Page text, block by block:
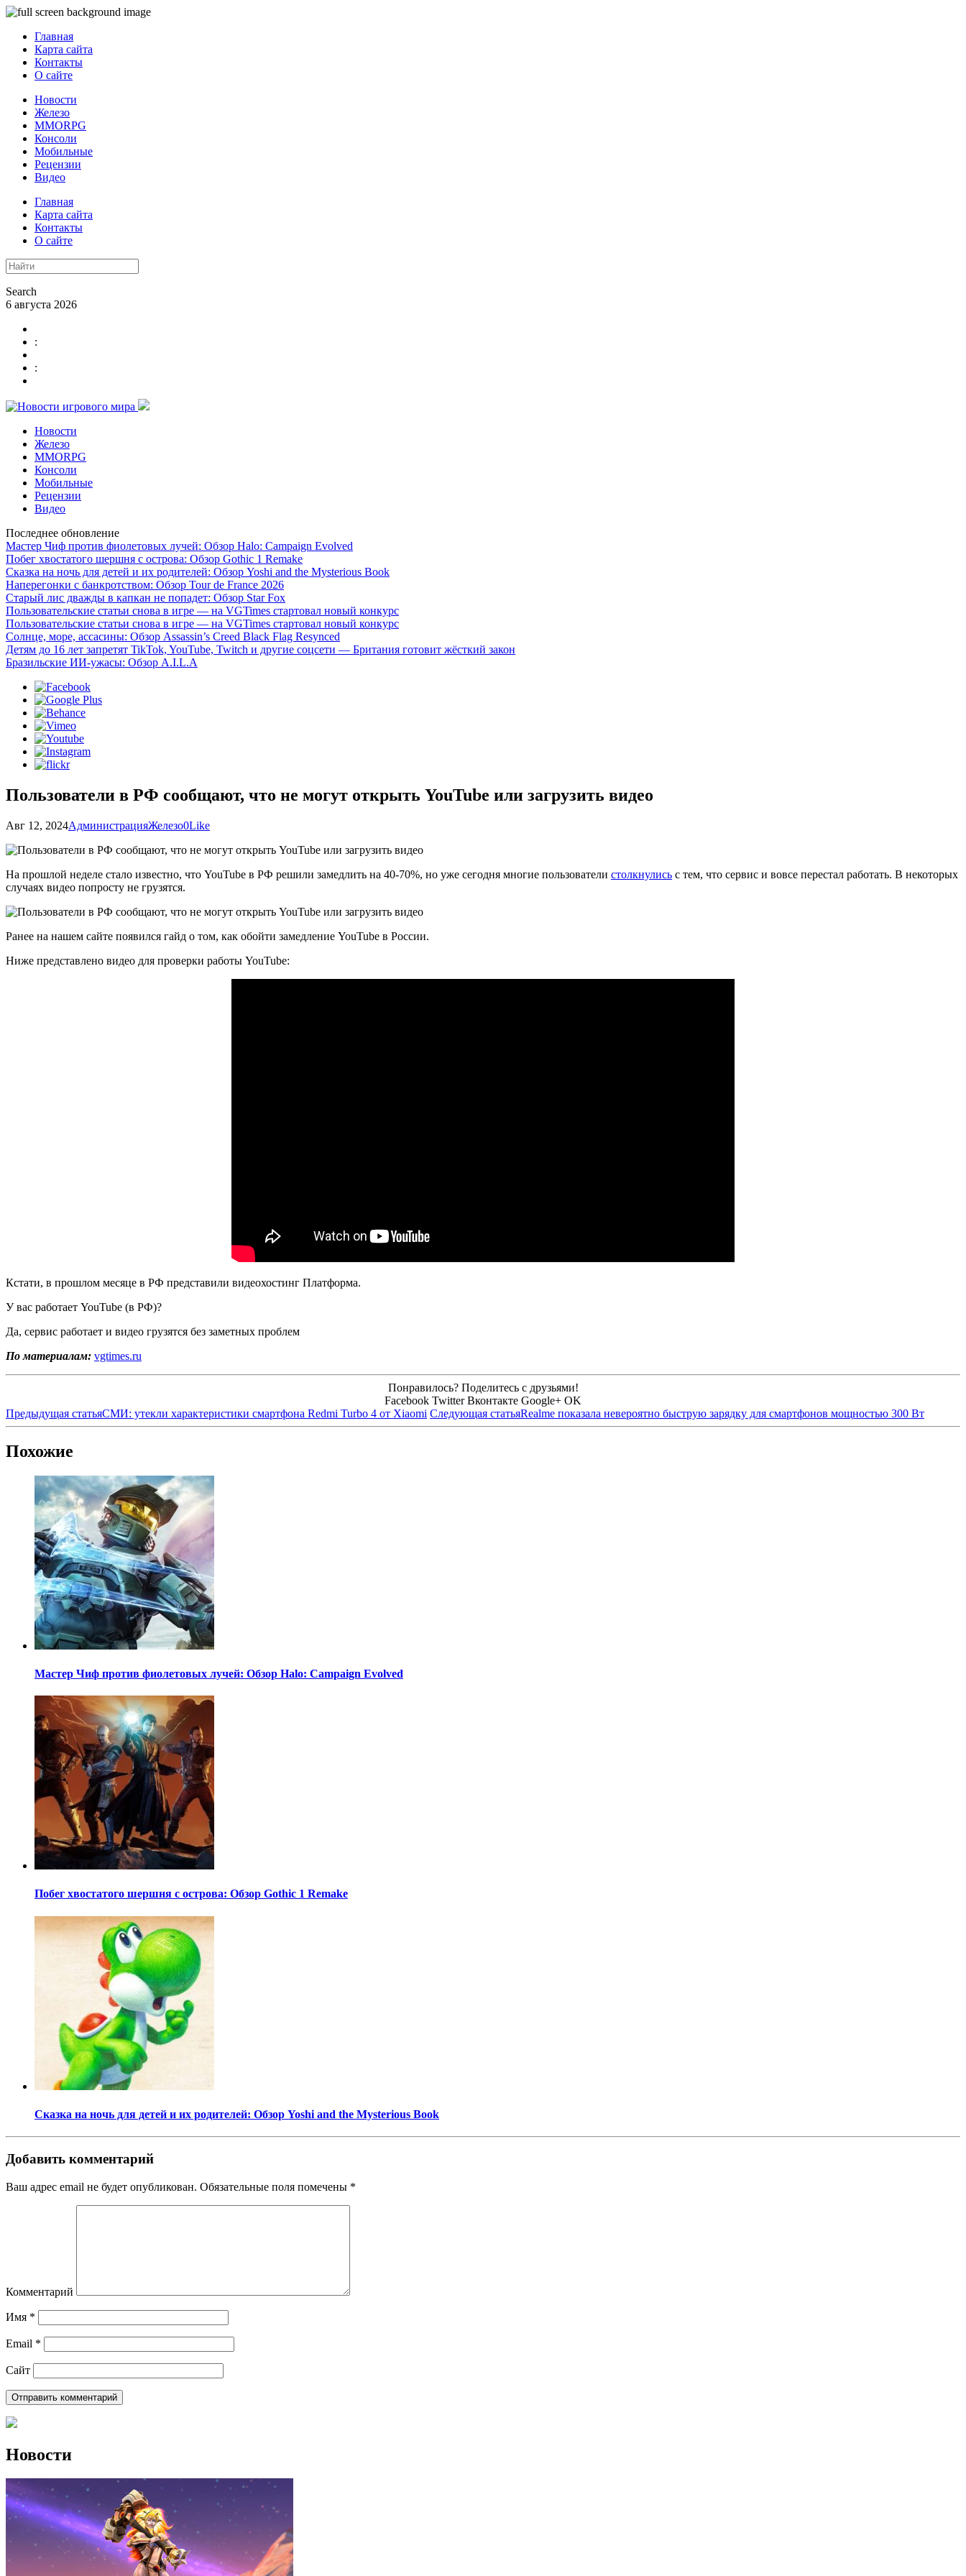
Главная
Карта сайта
Контакты
О сайте
Новости
Железо
MMORPG
Консоли
Мобильные
Рецензии
Видео
Главная
Карта сайта
Контакты
О сайте
Search
6 августа 2026
:
:
Новости
Железо
MMORPG
Консоли
Мобильные
Рецензии
Видео
Последнее обновление
Мастер Чиф против фиолетовых лучей: Обзор Halo: Campaign Evolved
Побег хвостатого шершня с острова: Обзор Gothic 1 Remake
Сказка на ночь для детей и их родителей: Обзор Yoshi and the Mysterious Book
Наперегонки с банкротством: Обзор Tour de France 2026
Старый лис дважды в капкан не попадет: Обзор Star Fox
Пользовательские статьи снова в игре — на VGTimes стартовал новый конкурс
Пользовательские статьи снова в игре — на VGTimes стартовал новый конкурс
Солнце, море, ассасины: Обзор Assassin’s Creed Black Flag Resynced
Детям до 16 лет запретят TikTok, YouTube, Twitch и другие соцсети — Британия готовит жёсткий закон
Бразильские ИИ-ужасы: Обзор A.I.L.A
Пользователи в РФ сообщают, что не могут открыть YouTube или загрузить видео
Авг 12, 2024АдминистрацияЖелезо0Like
На прошлой неделе стало известно, что YouTube в РФ решили замедлить на 40-70%, но уже сегодня многие пользователи столкнулись с тем, что сервис и вовсе перестал работать. В некоторых
случаях видео попросту не грузятся.
Ранее на нашем сайте появился гайд о том, как обойти замедление YouTube в России.
Ниже представлено видео для проверки работы YouTube:
Кстати, в прошлом месяце в РФ представили видеохостинг Платформа.
У вас работает YouTube (в РФ)?
Да, сервис работает и видео грузятся без заметных проблем
По материалам: vgtimes.ru
Понравилось? Поделитесь с друзьями!
Facebook Twitter Вконтакте Google+ OK
Предыдущая статьяСМИ: утекли характеристики смартфона Redmi Turbo 4 от Xiaomi Следующая статьяRealme показала невероятно быструю зарядку для смартфонов мощностью 300 Вт
Похожие
Мастер Чиф против фиолетовых лучей: Обзор Halo: Campaign Evolved
Побег хвостатого шершня с острова: Обзор Gothic 1 Remake
Сказка на ночь для детей и их родителей: Обзор Yoshi and the Mysterious Book
Добавить комментарий
Ваш адрес email не будет опубликован. Обязательные поля помечены *
Комментарий
Имя *
Email *
Сайт
Новости